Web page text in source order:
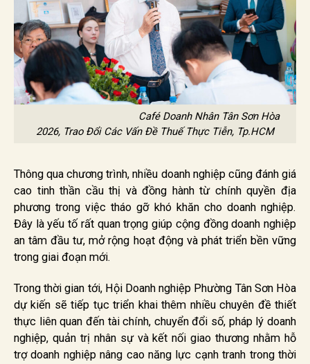
Café Doanh Nhân Tân Sơn Hòa
2026, Trao Đổi Các Vấn Đề Thuế Thực Tiễn, Tp.HCM
Thông qua chương trình, nhiều doanh nghiệp cũng đánh giá
cao tinh thần cầu thị và đồng hành từ chính quyền địa
phương trong việc tháo gỡ khó khăn cho doanh nghiệp.
Đây là yếu tố rất quan trọng giúp cộng đồng doanh nghiệp
an tâm đầu tư, mở rộng hoạt động và phát triển bền vững
trong giai đoạn mới.
Trong thời gian tới, Hội Doanh nghiệp Phường Tân Sơn Hòa
dự kiến sẽ tiếp tục triển khai thêm nhiều chuyên đề thiết
thực liên quan đến tài chính, chuyển đổi số, pháp lý doanh
nghiệp, quản trị nhân sự và kết nối giao thương nhằm hỗ
trợ doanh nghiệp nâng cao năng lực cạnh tranh trong thời